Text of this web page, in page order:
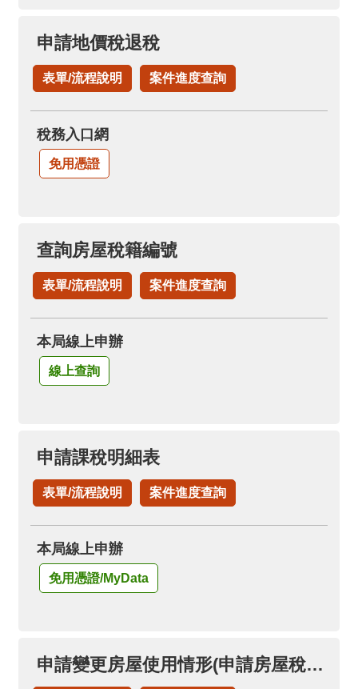
申請地價稅退稅
表單/流程說明 案件進度查詢
稅務入口網
免用憑證
查詢房屋稅籍編號
表單/流程說明 案件進度查詢
本局線上申辦
線上查詢
申請課稅明細表
表單/流程說明 案件進度查詢
本局線上申辦
免用憑證/MyData
申請變更房屋使用情形(申請房屋稅自住房屋)(已按自住用稅率者，免再申請)